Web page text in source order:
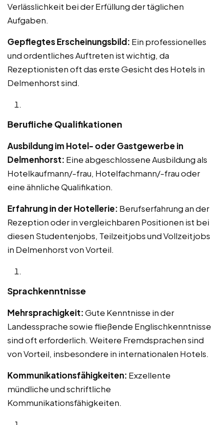
Verlässlichkeit bei der Erfüllung der täglichen
Aufgaben.
Gepflegtes Erscheinungsbild: Ein professionelles
und ordentliches Auftreten ist wichtig, da
Rezeptionisten oft das erste Gesicht des Hotels in
Delmenhorst sind.
Berufliche Qualifikationen
Ausbildung im Hotel- oder Gastgewerbe in
Delmenhorst: Eine abgeschlossene Ausbildung als
Hotelkaufmann/-frau, Hotelfachmann/-frau oder
eine ähnliche Qualifikation.
Erfahrung in der Hotellerie: Berufserfahrung an der
Rezeption oder in vergleichbaren Positionen ist bei
diesen Studentenjobs, Teilzeitjobs und Vollzeitjobs
in Delmenhorst von Vorteil.
Sprachkenntnisse
Mehrsprachigkeit:Gute Kenntnisse in der
Landessprache sowie fließende Englischkenntnisse
sind oft erforderlich. Weitere Fremdsprachen sind
von Vorteil, insbesondere in internationalen Hotels.
Kommunikationsfähigkeiten: Exzellente
mündliche und schriftliche
Kommunikationsfähigkeiten.